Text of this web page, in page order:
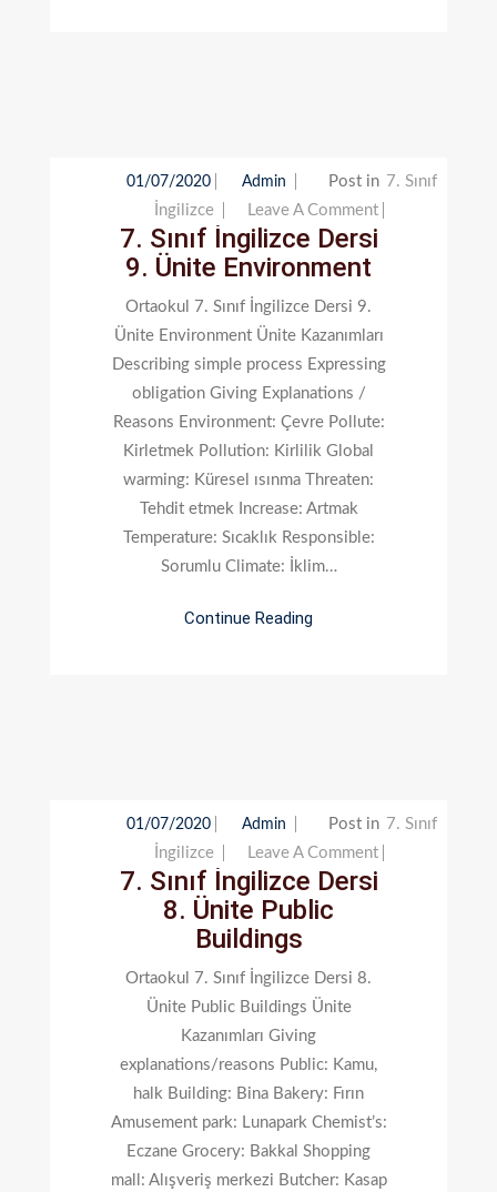
01/07/2020 Admin Post in 7. Sınıf
İngilizce
Leave A Comment
7. Sınıf İngilizce Dersi
9. Ünite Environment
Ortaokul 7. Sınıf İngilizce Dersi 9.
Ünite Environment Ünite Kazanımları
Describing simple process Expressing
obligation Giving Explanations /
Reasons Environment: Çevre Pollute:
Kirletmek Pollution: Kirlilik Global
warming: Küresel ısınma Threaten:
Tehdit etmek Increase: Artmak
Temperature: Sıcaklık Responsible:
Sorumlu Climate: İklim…
Continue Reading
01/07/2020 Admin Post in 7. Sınıf
İngilizce
Leave A Comment
7. Sınıf İngilizce Dersi
8. Ünite Public
Buildings
Ortaokul 7. Sınıf İngilizce Dersi 8.
Ünite Public Buildings Ünite
Kazanımları Giving
explanations/reasons Public: Kamu,
halk Building: Bina Bakery: Fırın
Amusement park: Lunapark Chemist’s:
Eczane Grocery: Bakkal Shopping
mall: Alışveriş merkezi Butcher: Kasap